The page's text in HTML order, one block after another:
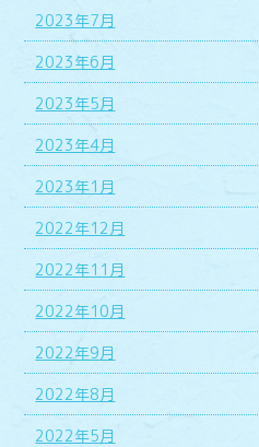
2023年7月
2023年6月
2023年5月
2023年4月
2023年1月
2022年12月
2022年11月
2022年10月
2022年9月
2022年8月
2022年5月